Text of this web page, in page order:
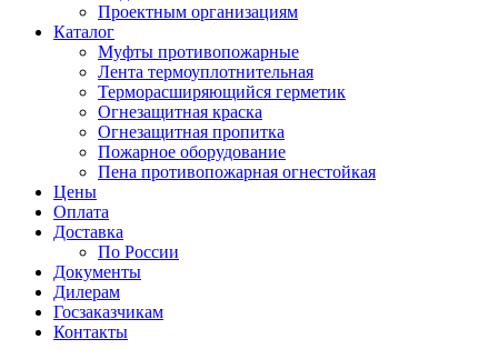
Проектным организациям
Каталог
Муфты противопожарные
Лента термоуплотнительная
Терморасширяющийся герметик
Огнезащитная краска
Огнезащитная пропитка
Пожарное оборудование
Пена противопожарная огнестойкая
Цены
Оплата
Доставка
По России
Документы
Дилерам
Госзаказчикам
Контакты